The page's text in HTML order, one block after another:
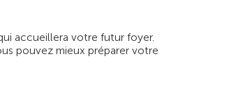
accueillera votre futur foyer.
pouvez mieux préparer votre